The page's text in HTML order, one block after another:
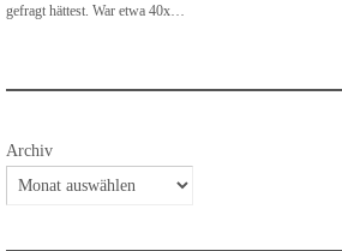
gefragt hättest. War etwa 40x…
Archiv